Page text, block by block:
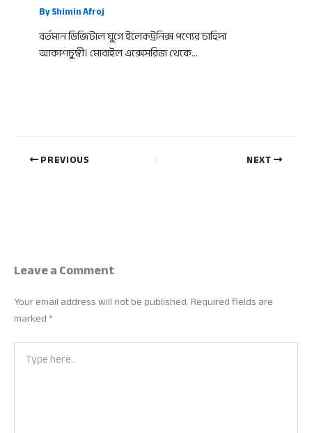
ByShimin Afroj
বর্তমান ডিজিটাল যুগে ইলেকট্রনিক্স পণ্যের চাহিদা
আকাশচুম্বী। মোবাইল এক্সেসরিজ থেকে…
PREVIOUS NEXT
Leave a Comment
Your email address will not be published.Required fields are
marked*
Type
here..